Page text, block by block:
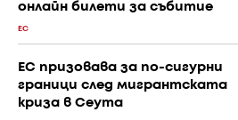
онлайн билети за събитие
ЕС
ЕС призовава за по-сигурни
граници след мигрантската
криза в Сеута